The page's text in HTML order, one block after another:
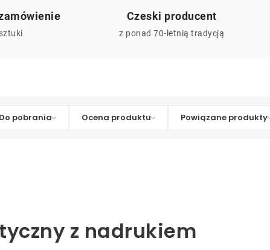
Czeski producent
z ponad 70-letnią tradycją
Do pobrania Ocena produktu Powiązane produkty
z nadrukiem